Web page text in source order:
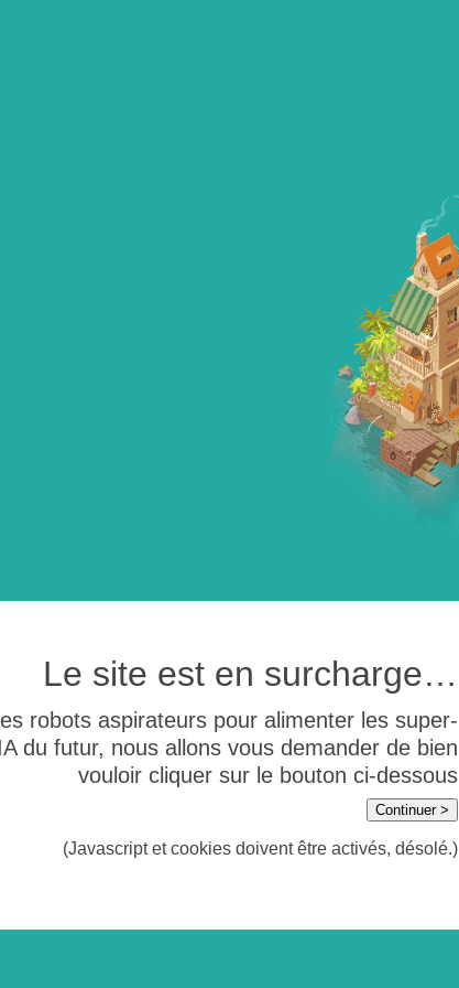
Le site est en surcharge…
robots aspirateurs pour alimenter les super-
du futur, nous allons vous demander de bien
vouloir cliquer sur le bouton ci-dessous
Continuer >
(Javascript et cookies doivent être activés, désolé.)